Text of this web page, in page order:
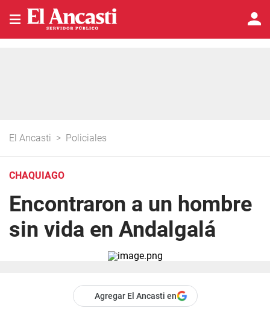
El Ancasti > Policiales
CHAQUIAGO
Encontraron a un hombre
sin vida en Andalgalá
Agregar El Ancasti en